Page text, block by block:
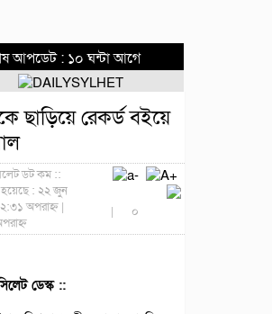
আপডেট : ১০ ঘন্টা আগে
ছাড়িয়ে রেকর্ড বইয়ে
ডট কম ::
হয়েছে : ২২ জুন
অপরাহ্ন |
| ০
ডেস্ক ::